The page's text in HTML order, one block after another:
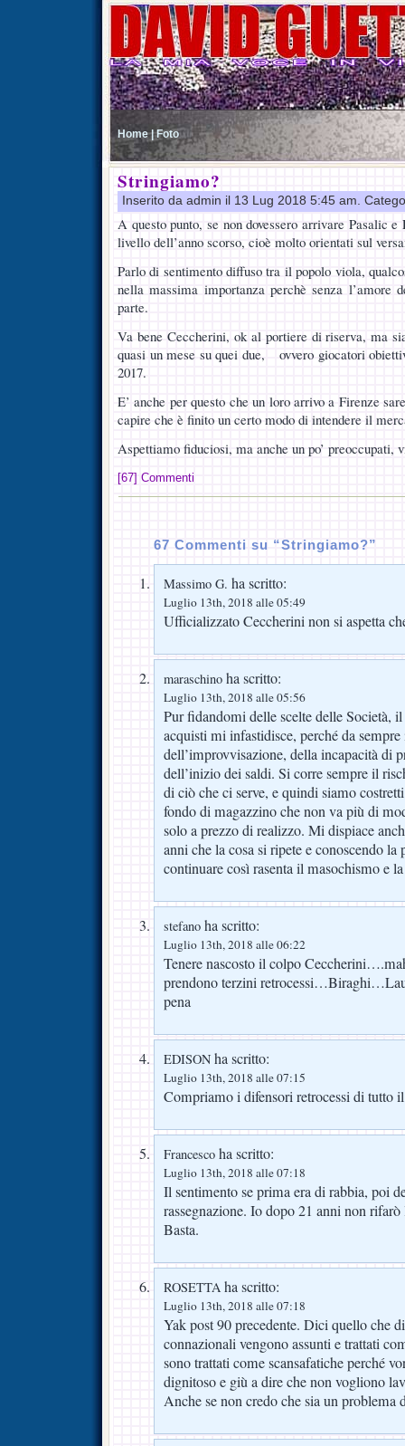
Home | Foto
Stringiamo?
Inserito da admin il 13 Lug 2018 5:45 am.
A questo punto, se non dovessero arrivare Pasalic
livello dell’anno scorso, cioè molto orientati sul
Parlo di sentimento diffuso tra il popolo viola,
nella massima importanza perchè senza l’amore
parte.
Va bene Ceccherini, ok al portiere di riserva, ma
quasi un mese su quei due, ovvero giocatori
2017.
E’ anche per questo che un loro arrivo a Firenze
capire che è finito un certo modo di intendere il
Aspettiamo fiduciosi, ma anche un po’ preoccupati,
[67] Commenti
67 Commenti su “Stringiamo?”
Massimo G. ha scritto:
Luglio 13th, 2018 alle 05:49
Ufficializzato Ceccherini non si aspetta
maraschino ha scritto:
Luglio 13th, 2018 alle 05:56
Pur fidandomi delle scelte delle Società,
acquisti mi infastidisce, perché da sempre
dell’improvvisazione, della incapacità di
dell’inizio dei saldi. Si corre sempre il
di ciò che ci serve, e quindi siamo
fondo di magazzino che non va più di
solo a prezzo di realizzo. Mi dispiace
anni che la cosa si ripete e conoscendo la
continuare così rasenta il masochismo e
stefano ha scritto:
Luglio 13th, 2018 alle 06:22
Tenere nascosto il colpo
prendono terzini
pena
EDISON ha scritto:
Luglio 13th, 2018 alle 07:15
Compriamo i difensori retrocessi di tutto
Francesco ha scritto:
Luglio 13th, 2018 alle 07:18
Il sentimento se prima era di rabbia, poi
rassegnazione. Io dopo 21 anni non rifarò
Basta.
ROSETTA ha scritto:
Luglio 13th, 2018 alle 07:18
Yak post 90 precedente. Dici quello che
connazionali vengono assunti e trattati
sono trattati come scansafatiche perché
dignitoso e giù a dire che non vogliono
Anche se non credo che sia un problema